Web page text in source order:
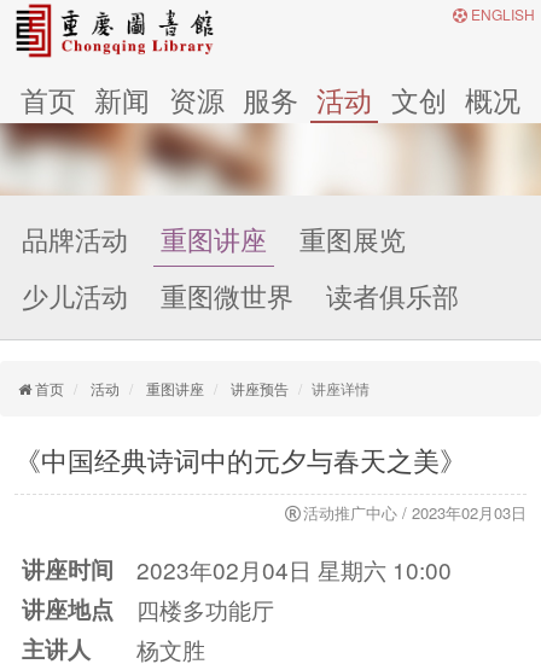
ENGLISH
首页 新闻 资源 服务 活动 文创 概况
品牌活动 重图讲座
重图展览
少儿活动
重图微世界 读者俱乐部
首页 活动 重图讲座 讲座预告 讲座详情
《中国经典诗词中的元夕与春天之美》
活动推广中心 / 2023年02月03日
讲座时间
2023年02月04日 星期六 10:00
讲座地点
四楼多功能厅
主讲人
杨文胜